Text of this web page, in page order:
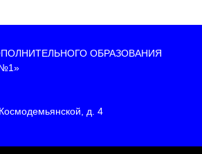
ОБРАЗОВАНИЯ
д. 4